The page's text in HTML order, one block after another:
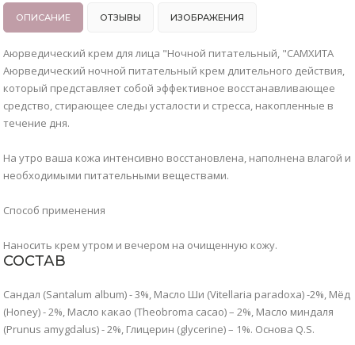
ОПИСАНИЕ ОТЗЫВЫ ИЗОБРАЖЕНИЯ
Аюрведический крем для лица "Ночной питательный, "САМХИТА
Аюрведический ночной питательный крем длительного действия,
который представляет собой эффективное восстанавливающее
средство, стирающее следы усталости и стресса, накопленные в
течение дня.
На утро ваша кожа интенсивно восстановлена, наполнена влагой и
необходимыми питательными веществами.
Способ применения
Наносить крем утром и вечером на очищенную кожу.
СОСТАВ
Сандал (Santalum album) - 3%, Масло Ши (Vitellaria paradoxa) -2%, Мёд
(Honey) - 2%, Масло какао (Theobroma cacao) – 2%, Масло миндаля
(Prunus amygdalus) - 2%, Глицерин (glycerine) – 1%. Основа Q.S.